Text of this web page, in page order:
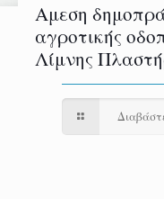
Αμεση
αγροτικής
Λίμνης